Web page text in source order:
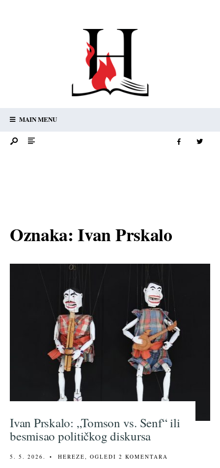
MAIN MENU
Oznaka:Ivan Prskalo
Ivan Prskalo: „Tomson vs. Senf“ ili
besmisao političkog diskursa
5. 5. 2026. • HEREZE OGLEDI 2 KOMENTARA